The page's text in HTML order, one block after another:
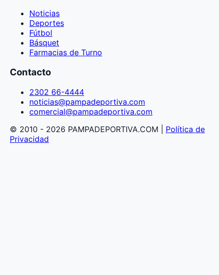
Noticias
Deportes
Fútbol
Básquet
Farmacias de Turno
Contacto
2302 66-4444
noticias@pampadeportiva.com
comercial@pampadeportiva.com
© 2010 - 2026 PAMPADEPORTIVA.COM | Política de
Privacidad